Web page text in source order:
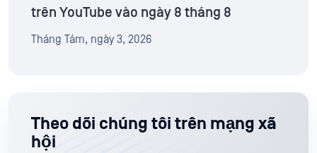
trên YouTube vào ngày 8 tháng 8
Tháng Tám, ngày 3, 2026
Theo dõi chúng tôi trên mạng xã
hội